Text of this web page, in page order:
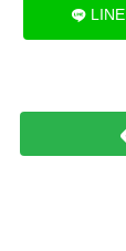
LINE